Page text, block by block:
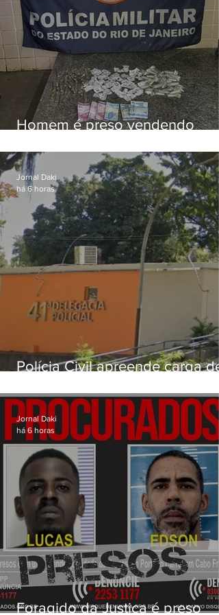
Homem é preso vendendo
Niterói
Polícia Civil apreende carga de
3 milhões na Zona Norte do Rio
Jornal Daki
há 6 horas
Foragido da Justiça é preso
Jornal Daki
há 6 horas